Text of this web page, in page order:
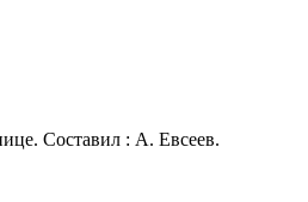
Составил : А. Евсеев.